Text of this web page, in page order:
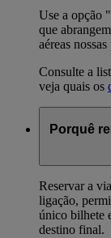
Use a opção
que
aéreas
Consulte a
veja quais os
Porquê
Reservar a
ligação,
único bilhete
destino final.